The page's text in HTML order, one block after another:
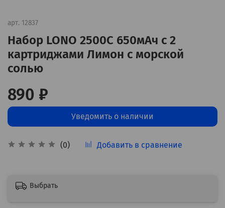
арт. 12837
Набор LONO 2500C 650мАч с 2
картриджами Лимон с морской
солью
(0) Добавить в сравнение
890 ₽
Уведомить о наличии
Выбрать